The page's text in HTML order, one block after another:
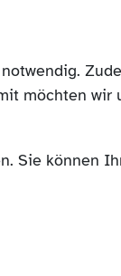
möchten wir
Sie können